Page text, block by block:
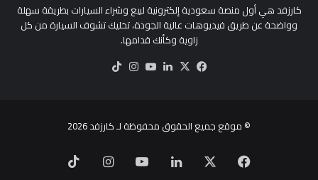
كارزفد هي أول منصة سعودية إلكترونية لبيع وشراء السيارات بطريقة سهلة
وواضحة عن طريق فيديوهات عالية الجودة، تخليك تشوف السيارة من كل
زاوية وكأنك قدامها.
فيسبوك
‫X لينكدإن‫YouTubeانستقرام
© موقع جميع الحقوق محفوظة لـكارزفد
فيسبوك لينكدإن ‫YouTube انستقرام